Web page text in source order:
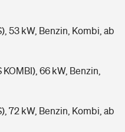
53 kW, Benzin, Kombi, ab
66 kW, Benzin,
72 kW, Benzin, Kombi, ab